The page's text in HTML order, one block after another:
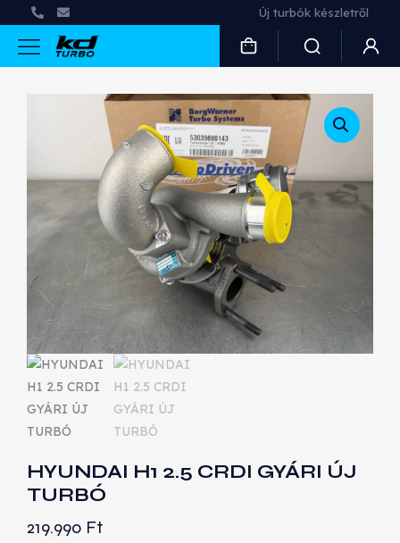
Új turbók készletről
HYUNDAI H1 2.5 CRDI GYÁRI ÚJ
TURBÓ
219.990 Ft